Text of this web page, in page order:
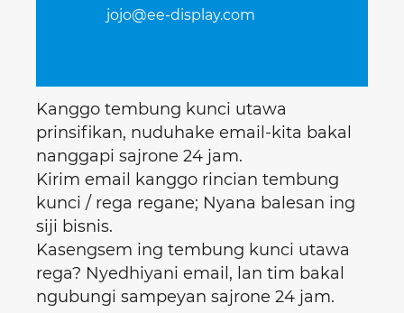
jojo@ee-display.com
Kanggo tembung kunci utawa
prinsifikan, nuduhake email-kita bakal
nanggapi sajrone 24 jam.
Kirim email kanggo rincian tembung
kunci / rega regane; Nyana balesan ing
siji bisnis.
Kasengsem ing tembung kunci utawa
rega? Nyedhiyani email, lan tim bakal
ngubungi sampeyan sajrone 24 jam.